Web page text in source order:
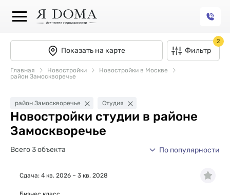
Показать на карте Фильтр
2
Главная Новостройки
Новостройки в Москве
район Замоскворечье
район Замоскворечье Студия
Новостройки студии в районе
Замоскворечье
Всего 3 объекта По популярности
Сдача: 4 кв. 2026 – 3 кв. 2028